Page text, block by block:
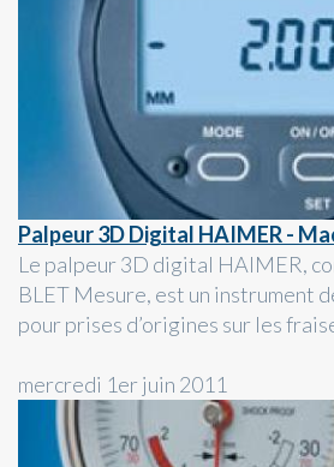
Palpeur 3D Digital HAIMER -
Le palpeur 3D digital HAIMER,
BLET Mesure, est un instrument
pour prises d’origines sur les
mercredi 1er juin 2011